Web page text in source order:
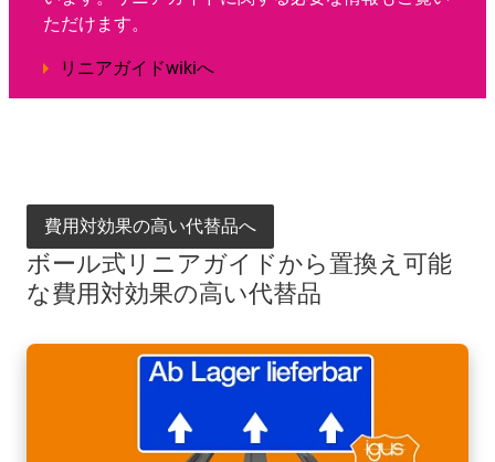
ただけます。
リニアガイドwikiへ
ボール式リニアガイドから置換え可能
な費用対効果の高い代替品
費用対効果の高い代替品へ